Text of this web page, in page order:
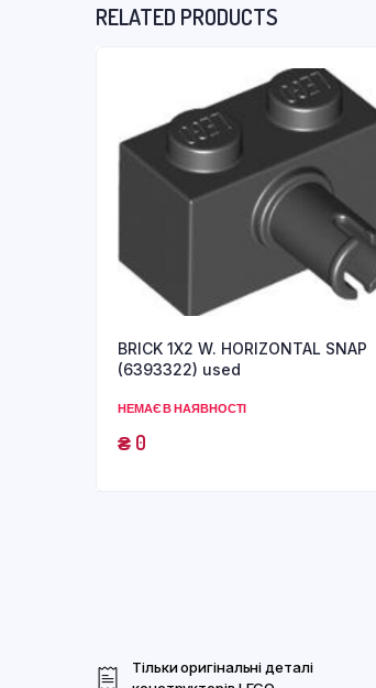
RELATED PRODUCTS
BRICK 1X2 W. HORIZONTAL SNAP
(6393322) used
НЕМАЄ В НАЯВНОСТІ
₴0
Тільки оригінальні деталі